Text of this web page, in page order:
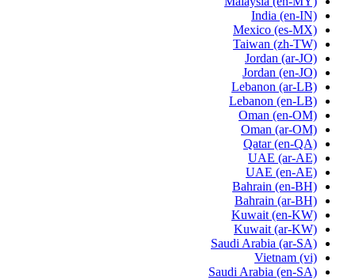
India (en-IN)
Mexico (es-MX)
Taiwan (zh-TW)
Jordan (ar-JO)
Jordan (en-JO)
Lebanon (ar-LB)
Lebanon (en-LB)
Oman (en-OM)
Oman (ar-OM)
Qatar (en-QA)
UAE (ar-AE)
UAE (en-AE)
Bahrain (en-BH)
Bahrain (ar-BH)
Kuwait (en-KW)
Kuwait (ar-KW)
Saudi Arabia (ar-SA)
Vietnam (vi)
Saudi Arabia (en-SA)